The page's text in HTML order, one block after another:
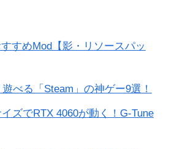
すめMod【影・リソースパッ
遊べる「Steam」の神ゲー9選！
ズでRTX 4060が動く！G-Tune